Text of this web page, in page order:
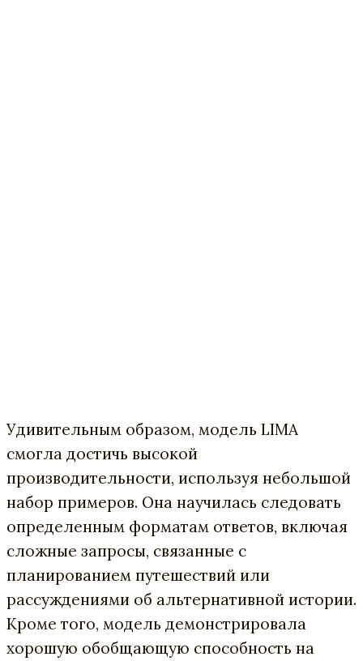
Удивительным образом, модель LIMA
смогла достичь высокой
производительности, используя небольшой
набор примеров. Она научилась следовать
определенным форматам ответов, включая
сложные запросы, связанные с
планированием путешествий или
рассуждениями об альтернативной истории.
Кроме того, модель демонстрировала
хорошую обобщающую способность на